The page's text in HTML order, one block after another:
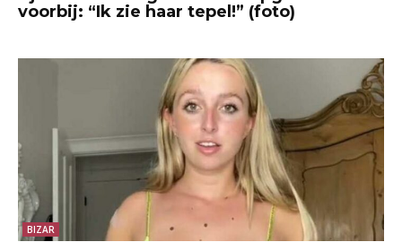
voorbij: “Ik zie haar tepel!” (foto)
BIZAR